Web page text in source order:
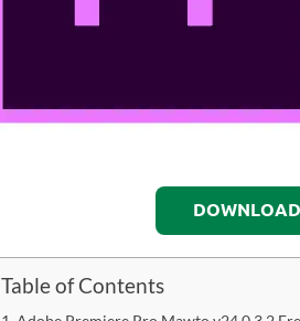
Table of Contents